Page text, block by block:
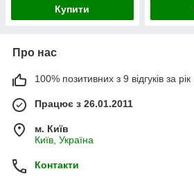
Купити
Про нас
100% позитивних з 9 відгуків за рік
Працює з 26.01.2011
м. Київ
Київ, Україна
Контакти